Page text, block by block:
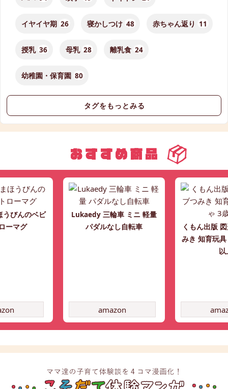
イヤイヤ期 26 寝かしつけ 48 赤ちゃん返り 11
授乳 36 母乳 28 離乳食 24
幼稚園・保育園 80
タグをもっとみる
うびんのベビ
ーマグ
Lukaedy 三輪車 ミニ 軽量
パダルなし自転車
amazon
くもん出版
みき 知育玩
以